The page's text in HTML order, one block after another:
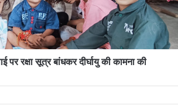
पर रक्षा सूत्र बांधकर दीर्घायु की कामना की